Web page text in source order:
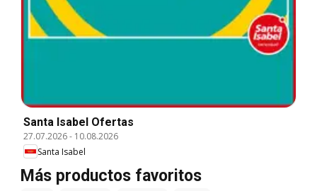
Santa Isabel Ofertas
27.07.2026- 10.08.2026
Santa Isabel
Más productos favoritos